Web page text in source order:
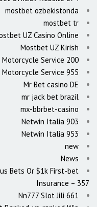
mostbet ozbekistonda
mostbet tr
UZ Casino Online
Mostbet UZ Kirish
Motorcycle Service 200
Motorcycle Service 955
Mr Bet casino DE
mr jack bet brazil
mx-bbrbet-casino
Netwin Italia 903
Netwin Italia 953
new
News
Bets Or $1k First-bet
Insurance – 357
Nn777 Slot Jili 661